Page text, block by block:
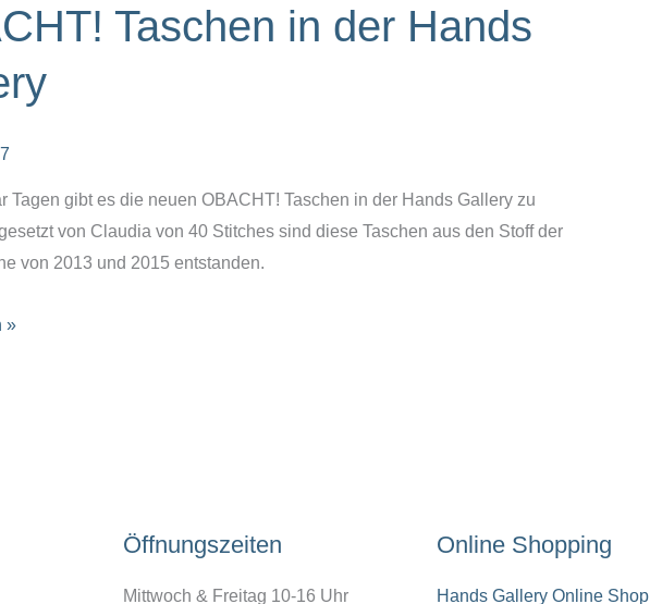
Taschen in der Hands
Tagen gibt es die neuen OBACHT! Taschen in der Hands Gallery zu
von Claudia von 40 Stitches sind diese Taschen aus den Stoff der
von 2013 und 2015 entstanden.
»
Öffnungszeiten
Mittwoch & Freitag 10-16 Uhr
Online Shopping
Hands Gallery Online Shop